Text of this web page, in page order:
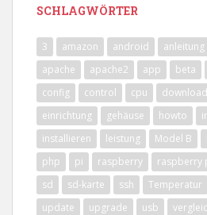
SCHLAGWÖRTER
3 amazon android anleitung
apache
apache2 app beta
config
control cpu download
einrichtung
gehäuse howto
installieren
leistung Model B
php
pi raspberry raspberry
sd
sd-karte ssh Temperatur
update
upgrade usb